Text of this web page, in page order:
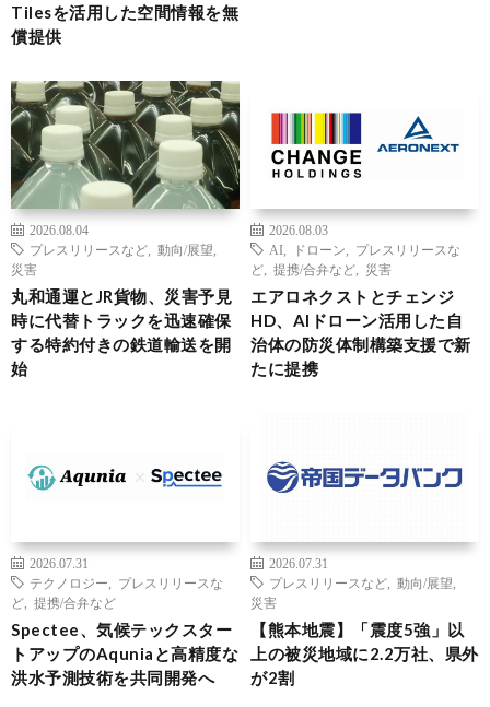
Tilesを活用した空間情報を無
償提供
2026.08.04
プレスリリースなど
動向/展望
災害
丸和通運とJR貨物、災害予見
時に代替トラックを迅速確保
する特約付きの鉄道輸送を開
始
2026.08.03
AI
ドローン
プレスリリースな
ど
提携/合弁など 災害
エアロネクストとチェンジ
HD、AIドローン活用した自
治体の防災体制構築支援で新
たに提携
2026.07.31
テクノロジー
プレスリリースな
ど
提携/合弁など
Spectee、気候テックスター
トアップのAquniaと高精度な
洪水予測技術を共同開発へ
2026.07.31
プレスリリースなど
動向/展望
災害
【熊本地震】「震度5強」以
上の被災地域に2.2万社、県外
が2割